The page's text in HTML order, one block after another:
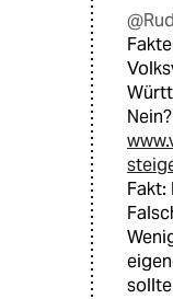
Fakt: